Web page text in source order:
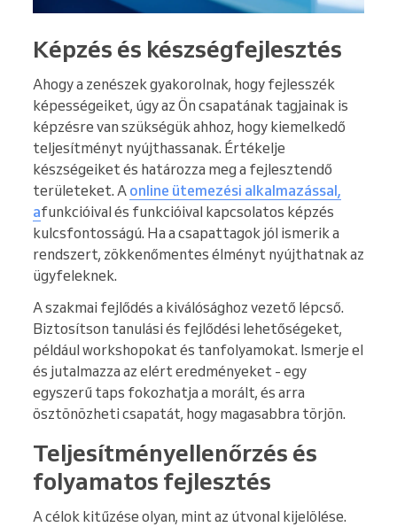
Képzés és készségfejlesztés
Ahogy a zenészek gyakorolnak, hogy fejlesszék
képességeiket, úgy az Ön csapatának tagjainak is
képzésre van szükségük ahhoz, hogy kiemelkedő
teljesítményt nyújthassanak. Értékelje
készségeiket és határozza meg a fejlesztendő
területeket. A online ütemezési alkalmazással,
afunkcióival és funkcióival kapcsolatos képzés
kulcsfontosságú. Ha a csapattagok jól ismerik a
rendszert, zökkenőmentes élményt nyújthatnak az
ügyfeleknek.
A szakmai fejlődés a kiválósághoz vezető lépcső.
Biztosítson tanulási és fejlődési lehetőségeket,
például workshopokat és tanfolyamokat. Ismerje el
és jutalmazza az elért eredményeket - egy
egyszerű taps fokozhatja a morált, és arra
ösztönözheti csapatát, hogy magasabbra törjön.
Teljesítményellenőrzés és
folyamatos fejlesztés
A célok kitűzése olyan, mint az útvonal kijelölése.